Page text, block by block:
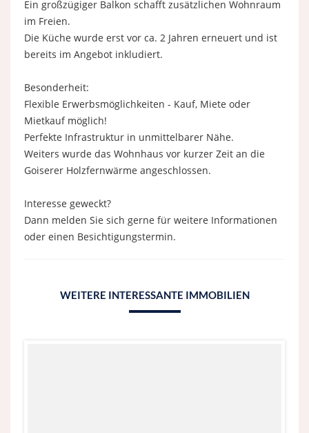
Ein großzügiger Balkon schafft zusätzlichen Wohnraum
im Freien.
Die Küche wurde erst vor ca. 2 Jahren erneuert und ist
bereits im Angebot inkludiert.
Besonderheit:
Flexible Erwerbsmöglichkeiten - Kauf, Miete oder
Mietkauf möglich!
Perfekte Infrastruktur in unmittelbarer Nähe.
Weiters wurde das Wohnhaus vor kurzer Zeit an die
Goiserer Holzfernwärme angeschlossen.
Interesse geweckt?
Dann melden Sie sich gerne für weitere Informationen
oder einen Besichtigungstermin.
WEITERE INTERESSANTE IMMOBILIEN